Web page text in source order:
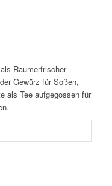
Raumerfrischer
Gewürz für Soßen,
als Tee aufgegossen für